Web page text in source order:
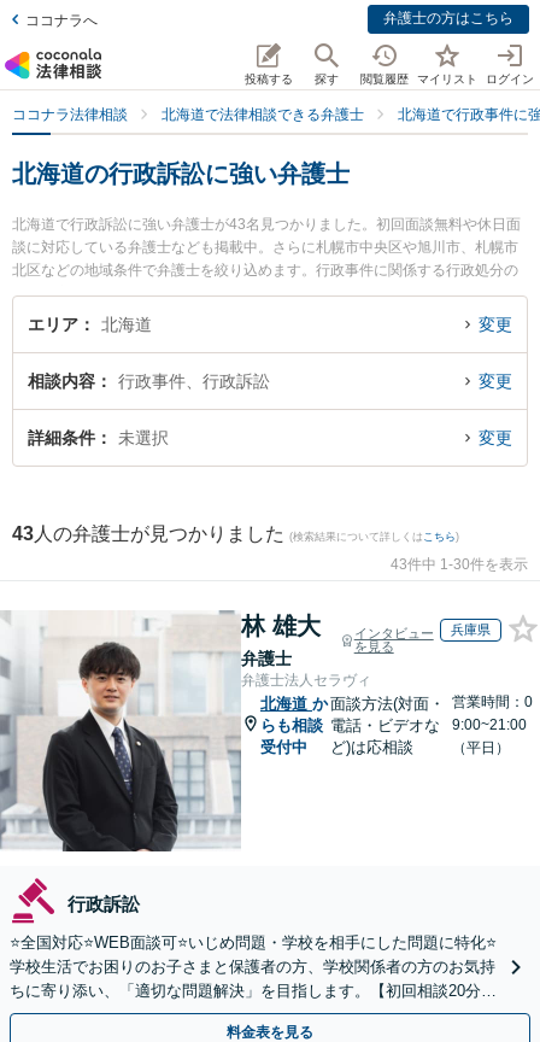
ココナラへ 弁護士の方はこちら
投稿する 探す 閲覧履歴 マイリスト ログイン
ココナラ法律相談 北海道で法律相談できる弁護士 北海道で行政事件に
北海道の行政訴訟に強い弁護士
北海道で行政訴訟に強い弁護士が43名見つかりました。初回面談無料や休日面
談に対応している弁護士なども掲載中。さらに札幌市中央区や旭川市、札幌市
北区などの地域条件で弁護士を絞り込めます。行政事件に関係する行政処分の
不服申立てや住民訴訟、抗告訴訟（処分取り消し等）等の細かな分野での絞り
込み検索もでき便利です。特に札幌いぶき法律事務所の福田 亘洋弁護士や虎ノ
『北海道で土日や夜間に発生した行政訴訟のトラブルを今すぐに弁護士に相談
したい』『行政訴訟のトラブル解決の実績豊富な近くの弁護士を検索したい』
『初回相談無料で行政訴訟を法律相談できる北海道内の弁護士に相談予約した
エリア 北海道 変更
相談内容 行政事件、行政訴訟 変更
詳細条件 未選択 変更
43 人の弁護士が見つかりました (検索結果について詳しくは こちら)
43件中 1-30件を表示
林 雄大
弁護士
インタビュー
を見る
兵庫県
弁護士法人セラヴィ
北海道 か
らも相談
受付中
面談方法(対面・
電話・ビデオな
ど)は応相談
営業時間：0
9:00~21:00
（平日）
行政訴訟
⭐️全国対応⭐️WEB面談可⭐️いじめ問題・学校を相手にした問題に特化⭐️
学校生活でお困りのお子さまと保護者の方、学校関係者の方のお気持
ちに寄り添い、「適切な問題解決」を目指します。【初回相談20分無
料】
料金表を見る